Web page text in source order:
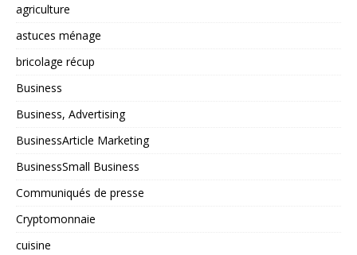
agriculture
astuces ménage
bricolage récup
Business
Business, Advertising
BusinessArticle Marketing
BusinessSmall Business
Communiqués de presse
Cryptomonnaie
cuisine